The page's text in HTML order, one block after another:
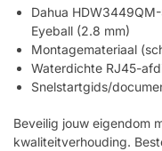
Dahua
Eyeball (2.8 mm)
Montagemateriaal
Waterdichte RJ45-
Snelstartgids/
Beveilig jouw eigendom
kwaliteitverhouding.